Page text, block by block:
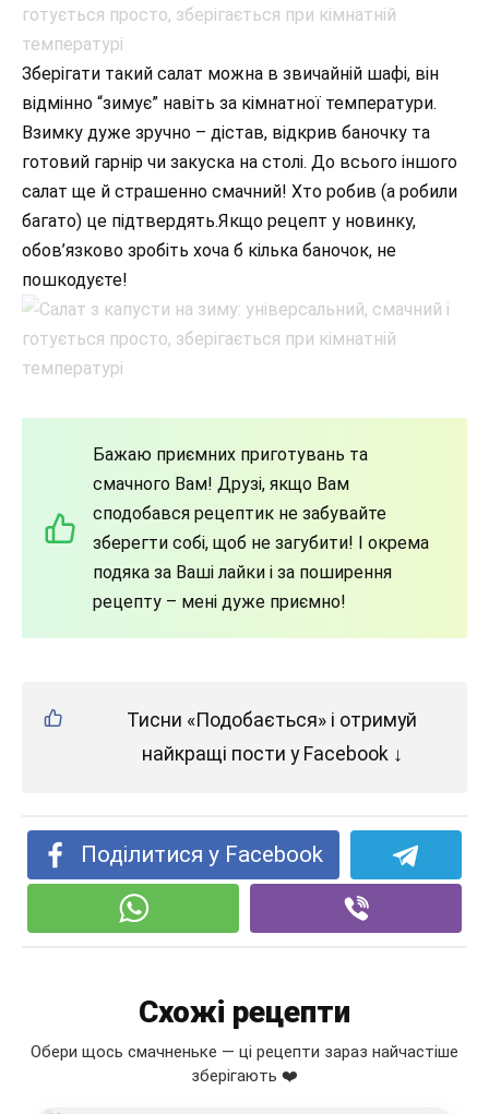
Зберігати такий салат можна в звичайній шафі, він
відмінно “зимує” навіть за кімнатної температури.
Взимку дуже зручно – дістав, відкрив баночку та
готовий гарнір чи закуска на столі. До всього іншого
салат ще й страшенно смачний! Хто робив (а робили
багато) це підтвердять.Якщо рецепт у новинку,
обов’язково зробіть хоча б кілька баночок, не
пошкодуєте!
Бажаю приємних приготувань та
смачного Вам! Друзі, якщо Вам
сподобався рецептик не забувайте
зберегти собі, щоб не загубити! І окрема
подяка за Ваші лайки і за поширення
рецепту – мені дуже приємно!
Тисни «Подобається» і отримуй
найкращі пости у Facebook ↓
Поділитися у Facebook
Схожі рецепти
Обери щось смачненьке — ці рецепти зараз найчастіше
зберігають ❤️